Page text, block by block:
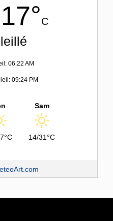
17°C
06:22 AM
09:24 PM
Sam
14/31°C